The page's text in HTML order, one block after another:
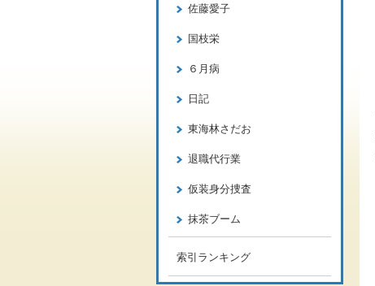
佐藤愛子
国枝栄
６月病
日記
東海林さだお
退職代行業
仮装身分捜査
抹茶ブーム
索引ランキング